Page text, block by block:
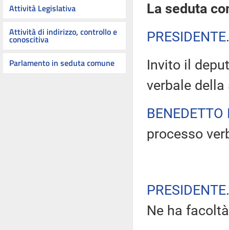
Attività Legislativa
Attività di indirizzo, controllo e
conoscitiva
Parlamento in seduta comune
La seduta
PRESIDENTE
Invito il
verbale della
processo
PRESIDENTE
Ne ha